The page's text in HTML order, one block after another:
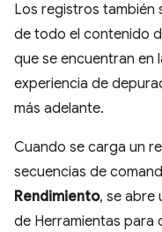
Los registros también
de todo el contenido
que se encuentran en
experiencia de
más adelante.
Cuando se carga un
secuencias de
Rendimiento, se abre
de Herramientas para